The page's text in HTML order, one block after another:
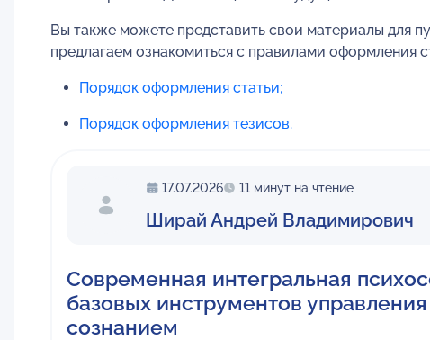
Вы также можете представить свои материалы для
предлагаем ознакомиться с правилами оформления
Порядок оформления статьи;
Порядок оформления тезисов.
17.07.2026 11 минут на чтение
Ширай Андрей Владимирович
Современная интегральная
базовых инструментов
сознанием